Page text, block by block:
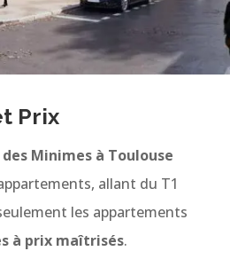
Prix
Minimes à Toulouse
allant du T1
les appartements
à prix maîtrisés.